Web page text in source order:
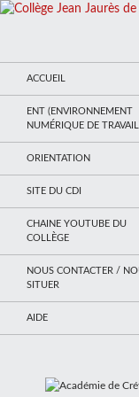
ACCUEIL
ENT (ENVIRONNEMENT
NUMÉRIQUE DE
ORIENTATION
SITE DU CDI
CHAINE YOUTUBE DU
COLLÈGE
NOUS CONTACTER /
SITUER
AIDE